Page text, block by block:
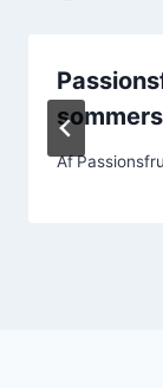
Af